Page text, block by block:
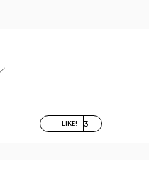
LIKE! 3